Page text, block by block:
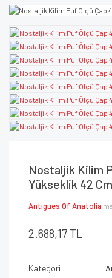
Nostaljik Kilim
Yükseklik 42 Cm
Antigues Of Anatolia
2.688,17 TL
Kategori